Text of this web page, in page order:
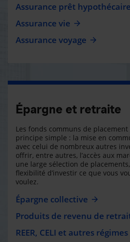
Assurance prêt hypothécaire
Assurance vie
Assurance voyage
Épargne et retraite
Les fonds communs de
principe simple : la mise en
avec celui de nombreux autres
offrir, entre autres, l’accès aux
une large sélection de
flexibilité d’investir ce que vous
voulez.
Épargne collective
Produits de revenu de
REER, CELI et autres